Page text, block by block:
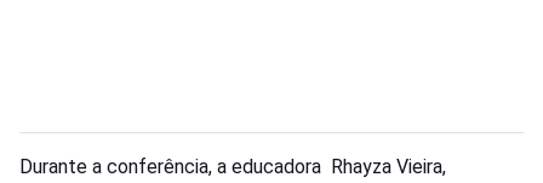
Durante a conferência, a educadora Rhayza Vieira,